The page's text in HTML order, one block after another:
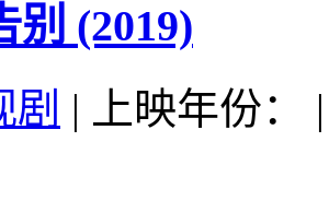
别 (2019)
| 上映年份：
|